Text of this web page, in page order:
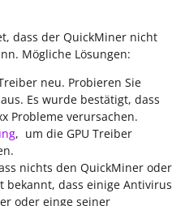
dass der QuickMiner nicht
Mögliche Lösungen:
neu. Probieren Sie
Es wurde bestätigt, dass
Probleme verursachen.
, um die GPU Treiber
nichts den QuickMiner oder
bekannt, dass einige Antivirus
oder einge seiner